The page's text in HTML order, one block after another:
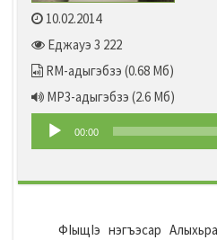
10.02.2014
Еджауэ 3 222
RM-адыгэбзэ (0.68 Мб)
MP3-адыгэбзэ (2.6 Мб)
Audio
Player
00:00
ФIыщIэ нэгъэсар